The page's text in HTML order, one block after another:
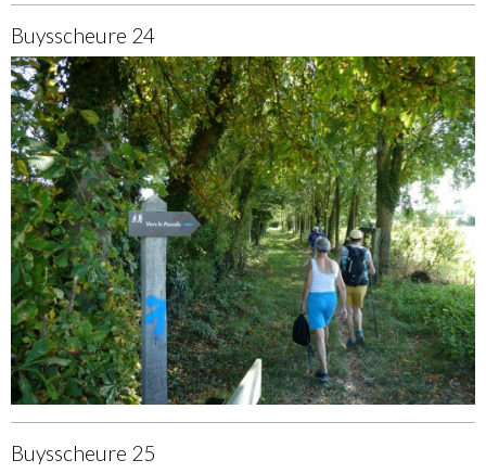
Buysscheure 24
Buysscheure 25